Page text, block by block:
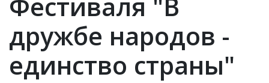
Фестиваля "В
дружбе народов -
единство страны"